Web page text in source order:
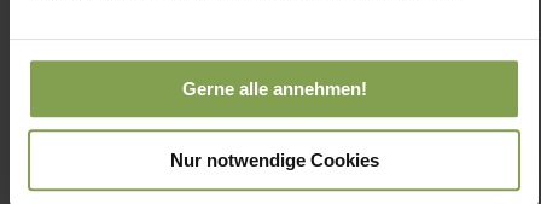
Gerne alle annehmen!
Nur notwendige Cookies